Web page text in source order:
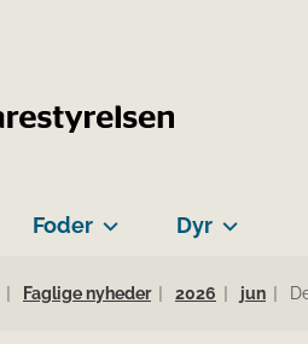
Foder Dyr
Faglige nyheder 2026 jun